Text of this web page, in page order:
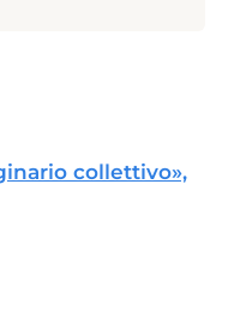
collabora
nazionali ed è
Italiani
collettivo»,